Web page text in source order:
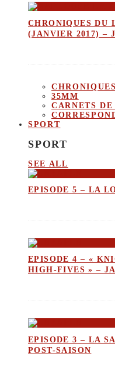
CHRONIQUES DU
(JANVIER 2017) –
35MM
CARNETS
SPORT
SPORT
SEE ALL
EPISODE 5 – LA
EPISODE 4 – «
HIGH-FIVES » –
EPISODE 3 – LA
POST-SAISON